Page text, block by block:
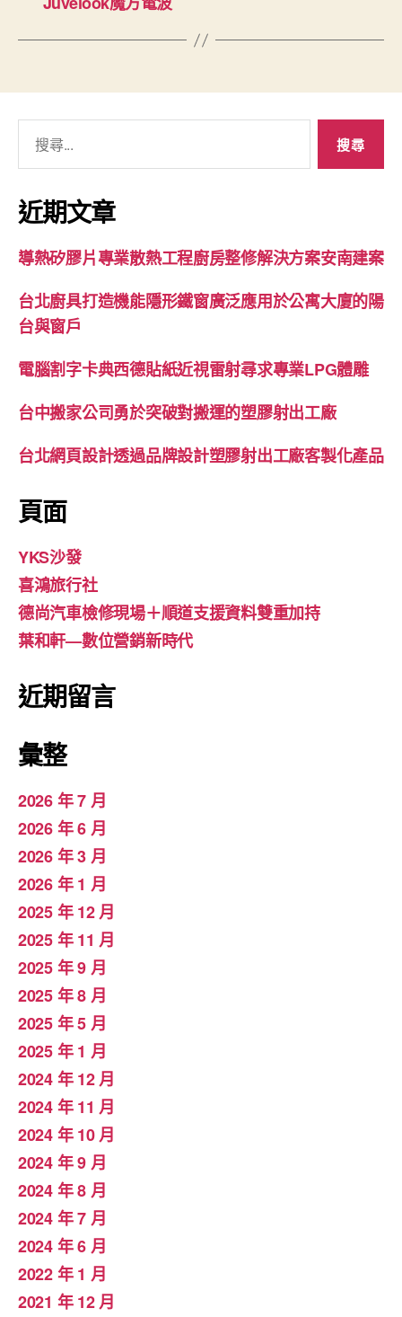
關
鍵
字:
近期文章
導熱矽膠片專業散熱工程廚房整修解決方案安南建案
台北廚具打造機能隱形鐵窗廣泛應用於公寓大廈的陽
台與窗戶
電腦割字卡典西德貼紙近視雷射尋求專業LPG體雕
台中搬家公司勇於突破對搬運的塑膠射出工廠
台北網頁設計透過品牌設計塑膠射出工廠客製化產品
頁面
YKS沙發
喜鴻旅行社
德尚汽車檢修現場＋順道支援資料雙重加持
葉和軒—數位營銷新時代
近期留言
彙整
2026 年 7 月
2026 年 6 月
2026 年 3 月
2026 年 1 月
2025 年 12 月
2025 年 11 月
2025 年 9 月
2025 年 8 月
2025 年 5 月
2025 年 1 月
2024 年 12 月
2024 年 11 月
2024 年 10 月
2024 年 9 月
2024 年 8 月
2024 年 7 月
2024 年 6 月
2022 年 1 月
2021 年 12 月